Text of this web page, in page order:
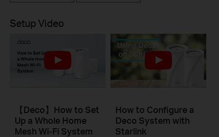
Setup Video
【Deco】How to Set
Up a Whole Home
Mesh Wi-Fi System
How to Configure a
Deco System with
Starlink